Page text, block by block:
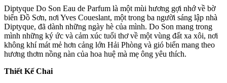
Diptyque Do Son Eau de Parfum là một mùi hương gợi nhớ về bờ
biển Đồ Sơn, nơi Yves Coueslant, một trong ba người sáng lập nhà
Diptyque, đã dành những ngày hè của mình. Do Son mang trong
mình những ký ức và cảm xúc tuổi thơ về một vùng đất xa xôi, nơi
không khí mát mẻ hơn cảng lớn Hải Phòng và gió biển mang theo
hương thơm nồng nàn của hoa huệ mà mẹ ông yêu thích.
Thiết Kế Chai